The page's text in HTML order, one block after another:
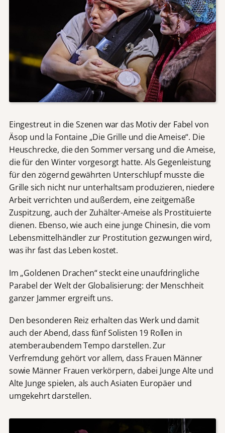
Eingestreut in die Szenen war das Motiv der Fabel von
Äsop und la Fontaine „Die Grille und die Ameise“. Die
Heuschrecke, die den Sommer versang und die Ameise,
die für den Winter vorgesorgt hatte. Als Gegenleistung
für den zögernd gewährten Unterschlupf musste die
Grille sich nicht nur unterhaltsam produzieren, niedere
Arbeit verrichten und außerdem, eine zeitgemäße
Zuspitzung, auch der Zuhälter-Ameise als Prostituierte
dienen. Ebenso, wie auch eine junge Chinesin, die vom
Lebensmittelhändler zur Prostitution gezwungen wird,
was ihr fast das Leben kostet.
Im „Goldenen Drachen“ steckt eine unaufdringliche
Parabel der Welt der Globalisierung: der Menschheit
ganzer Jammer ergreift uns.
Den besonderen Reiz erhalten das Werk und damit
auch der Abend, dass fünf Solisten 19 Rollen in
atemberaubendem Tempo darstellen. Zur
Verfremdung gehört vor allem, dass Frauen Männer
sowie Männer Frauen verkörpern, dabei Junge Alte und
Alte Junge spielen, als auch Asiaten Europäer und
umgekehrt darstellen.